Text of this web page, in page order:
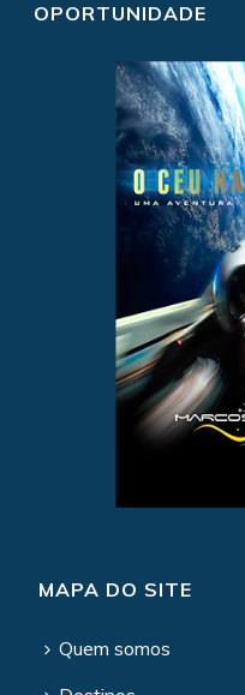
OPORTUNIDADE
MAPA DO SITE
Quem somos